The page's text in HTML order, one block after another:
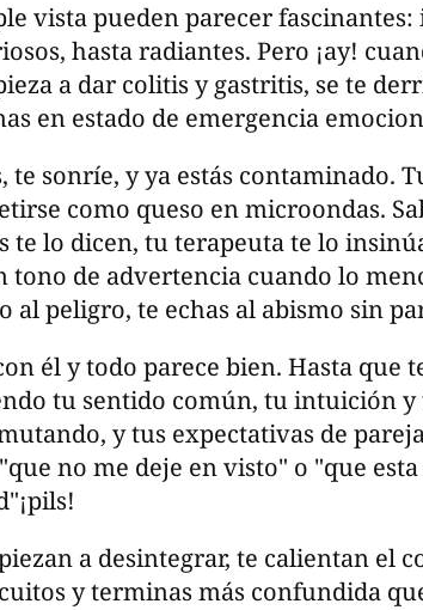
vista pueden parecer
hasta radiantes. Pero ¡ay!
a dar colitis y gastritis, se te
en estado de emergencia
te sonríe, y ya estás contaminado.
como queso en microondas.
te lo dicen, tu terapeuta te lo
tono de advertencia cuando lo
al peligro, te echas al abismo sin
él y todo parece bien. Hasta que
tu sentido común, tu intuición
y tus expectativas de
no me deje en visto" o "que
a desintegrar, te calientan el
y terminas más confundida